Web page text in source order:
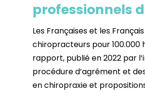
professionnels
Les Françaises et les
chiropracteurs pour 100.000
rapport, publié en 2022 par
procédure d’agrément et
en chiropraxie et